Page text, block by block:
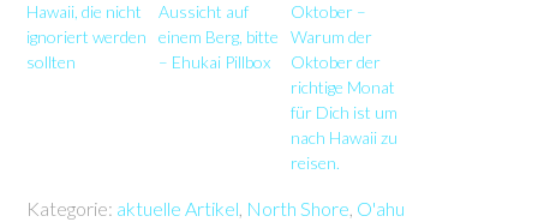
Hawaii, die nicht
ignoriert werden
sollten
Aussicht auf
einem Berg, bitte
– Ehukai Pillbox
Oktober –
Warum der
Oktober der
richtige Monat
für Dich ist um
nach Hawaii zu
reisen.
Kategorie: aktuelle Artikel North Shore O'ahu